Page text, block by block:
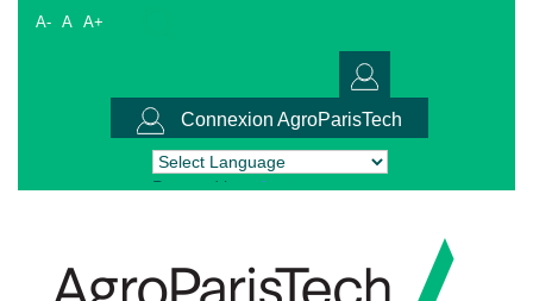
A- A A+
Connexion AgroParisTech
Powered by Translate